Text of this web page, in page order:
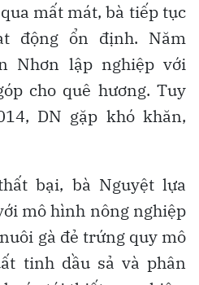
mất mát, bà tiếp tục
động ổn định. Năm
Nhơn lập nghiệp với
cho quê hương. Tuy
DN gặp khó khăn,
bại, bà Nguyệt lựa
mô hình nông nghiệp
gà đẻ trứng quy mô
tinh dầu sả và phân